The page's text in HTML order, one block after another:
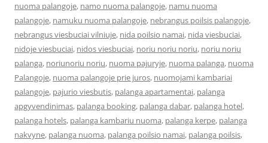
nuoma palangoje, namo nuoma palangoje, namu nuoma
palangoje, namuku nuoma palangoje, nebrangus poilsis palangoje,
nebrangus viesbuciai vilniuje, nida poilsio namai, nida viesbuciai,
nidoje viesbuciai, nidos viesbuciai, noriu noriu noriu, noriu noriu
palanga, noriunoriu noriu, nuoma pajuryje, nuoma palanga, nuoma
Palangoje, nuoma palangoje prie juros, nuomojami kambariai
palangoje, pajurio viesbutis, palanga apartamentai, palanga
apgyvendinimas, palanga booking, palanga dabar, palanga hotel,
palanga hotels, palanga kambariu nuoma, palanga kerpe, palanga
nakvyne, palanga nuoma, palanga poilsio namai, palanga poilsis,